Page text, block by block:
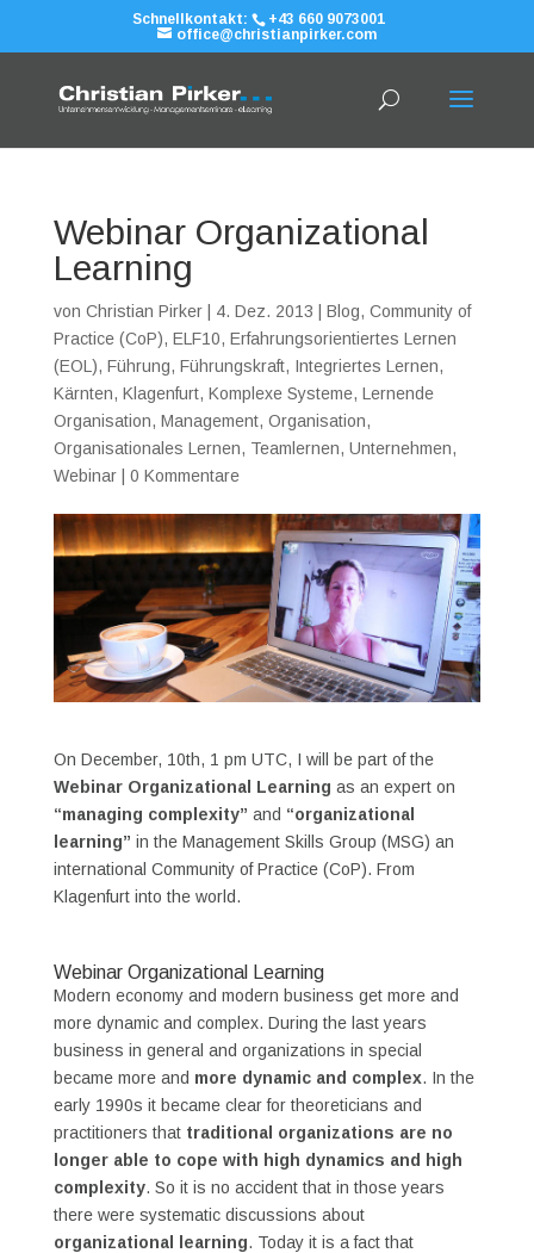
Schnellkontakt:
+43 660 9073001
office@christianpirker.com
Webinar Organizational
Learning
von Christian Pirker| 4. Dez. 2013 Blog, Community of
Practice (CoP), ELF10, Erfahrungsorientiertes Lernen
(EOL), Führung, Führungskraft, Integriertes Lernen,
Kärnten, Klagenfurt, Komplexe Systeme, Lernende
Organisation, Management, Organisation,
Organisationales Lernen, Teamlernen, Unternehmen,
Webinar| 0 Kommentare
On December, 10th, 1 pm UTC, I will be part of the
Webinar Organizational Learning as an expert on
“managing complexity” and “organizational
learning” in the Management Skills Group (MSG) an
international Community of Practice (CoP). From
Klagenfurt into the world.
Webinar Organizational Learning
Modern economy and modern business get more and
more dynamic and complex. During the last years
business in general and organizations in special
became more and more dynamic and complex. In the
early 1990s it became clear for theoreticians and
practitioners that traditional organizations are no
longer able to cope with high dynamics and high
complexity. So it is no accident that in those years
there were systematic discussions about
organizational learning. Today it is a fact that